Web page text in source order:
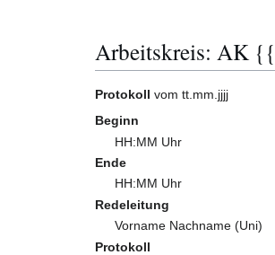
Arbeitskreis: AK
Protokoll vom tt.mm.jjjj
Beginn
HH:MM Uhr
Ende
HH:MM Uhr
Redeleitung
Vorname Nachname (Uni)
Protokoll